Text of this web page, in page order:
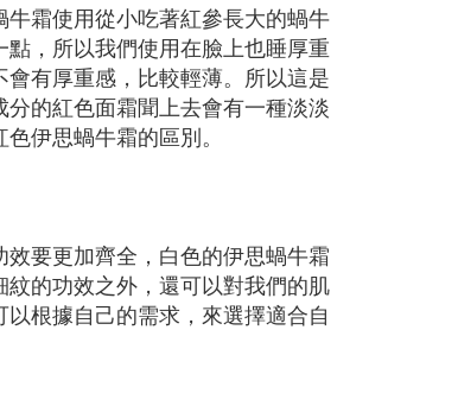
霜使用從小吃著紅參長大的蝸牛
，所以我們使用在臉上也睡厚重
有厚重感，比較輕薄。所以這是
的紅色面霜聞上去會有一種淡淡
伊思蝸牛霜的區別。
要更加齊全，白色的伊思蝸牛霜
的功效之外，還可以對我們的肌
根據自己的需求，來選擇適合自